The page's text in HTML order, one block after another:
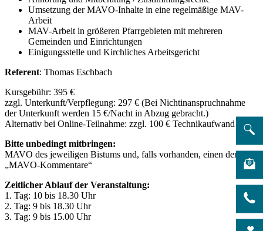
Umsetzung der MAVO-Inhalte in eine regelmäßige MAV-
Arbeit
MAV-Arbeit in größeren Pfarrgebieten mit mehreren
Gemeinden und Einrichtungen
Einigungsstelle und Kirchliches Arbeitsgericht
Referent: Thomas Eschbach
Kursgebühr: 395 €
zzgl. Unterkunft/Verpflegung: 297 € (Bei Nichtinanspruchnahme
der Unterkunft werden 15 €/Nacht in Abzug gebracht.)
Alternativ bei Online-Teilnahme: zzgl. 100 € Technikaufwand
Bitte unbedingt mitbringen:
MAVO des jeweiligen Bistums und, falls vorhanden, einen der
„MAVO-Kommentare“
Zeitlicher Ablauf der Veranstaltung:
1. Tag: 10 bis 18.30 Uhr
2. Tag: 9 bis 18.30 Uhr
3. Tag: 9 bis 15.00 Uhr